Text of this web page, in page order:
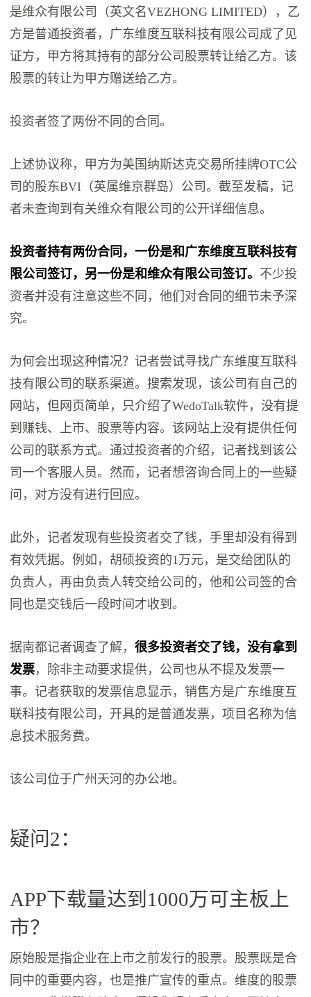
是维众有限公司（英文名VEZHONG LIMITED），乙
方是普通投资者，广东维度互联科技有限公司成了见
证方，甲方将其持有的部分公司股票转让给乙方。该
股票的转让为甲方赠送给乙方。
投资者签了两份不同的合同。
上述协议称，甲方为美国纳斯达克交易所挂牌OTC公
司的股东BVI（英属维京群岛）公司。截至发稿，记
者未查询到有关维众有限公司的公开详细信息。
投资者持有两份合同，一份是和广东维度互联科技有
限公司签订，另一份是和维众有限公司签订。 不少投
资者并没有注意这些不同，他们对合同的细节未予深
究。
为何会出现这种情况？记者尝试寻找广东维度互联科
技有限公司的联系渠道。搜索发现，该公司有自己的
网站，但网页简单，只介绍了WedoTalk软件，没有提
到赚钱、上市、股票等内容。该网站上没有提供任何
公司的联系方式。通过投资者的介绍，记者找到该公
司一个客服人员。然而，记者想咨询合同上的一些疑
问，对方没有进行回应。
此外，记者发现有些投资者交了钱，手里却没有得到
有效凭据。例如，胡硕投资的1万元，是交给团队的
负责人，再由负责人转交给公司的，他和公司签的合
同也是交钱后一段时间才收到。
据南都记者调查了解，很多投资者交了钱，没有拿到
发票，除非主动要求提供，公司也从不提及发票一
事。记者获取的发票信息显示，销售方是广东维度互
联科技有限公司，开具的是普通发票，项目名称为信
息技术服务费。
该公司位于广州天河的办公地。
疑问2：
APP下载量达到1000万可主板上
市？
原始股是指企业在上市之前发行的股票。股票既是合
同中的重要内容，也是推广宣传的重点。维度的股票